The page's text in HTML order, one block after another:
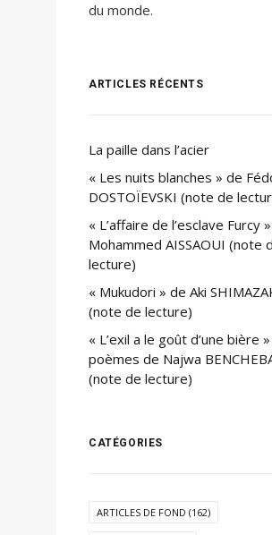
du monde.
ARTICLES RÉCENTS
La paille dans l’acier
« Les nuits blanches » de
DOSTOÏEVSKI (note de
« L’affaire de l’esclave Furcy
Mohammed AISSAOUI (note
lecture)
« Mukudori » de Aki
(note de lecture)
« L’exil a le goût d’une bière »
poèmes de Najwa
(note de lecture)
CATÉGORIES
ARTICLES DE FOND (162)